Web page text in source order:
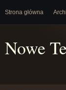
Strona główna
Nowe